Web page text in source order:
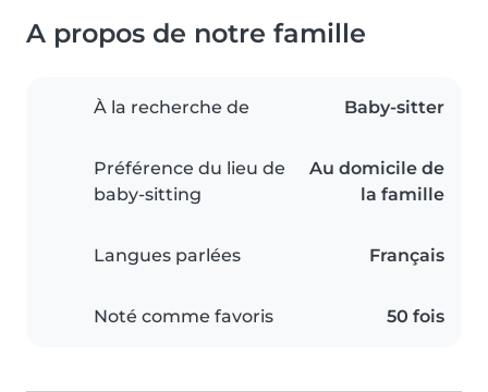
A propos de notre famille
À la recherche de Baby-sitter
Préférence du lieu de
baby-sitting
Au domicile de
la famille
Langues parlées Français
Noté comme favoris 50 fois